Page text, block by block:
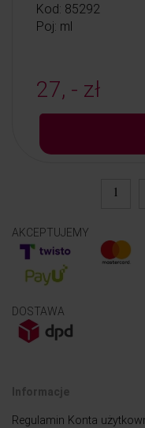
Kod: 85292
Poj: ml
27, - zł
1
AKCEPTUJEMY
DOSTAWA
Informacje
Regulamin Konta